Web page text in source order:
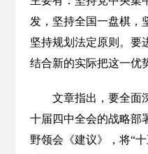
发，坚持全国一盘棋，
坚持规划法定原则。要
结合新的实际把这一优
文章指出，要全面深
十届四中全会的战略部
野领会《建议》，将“